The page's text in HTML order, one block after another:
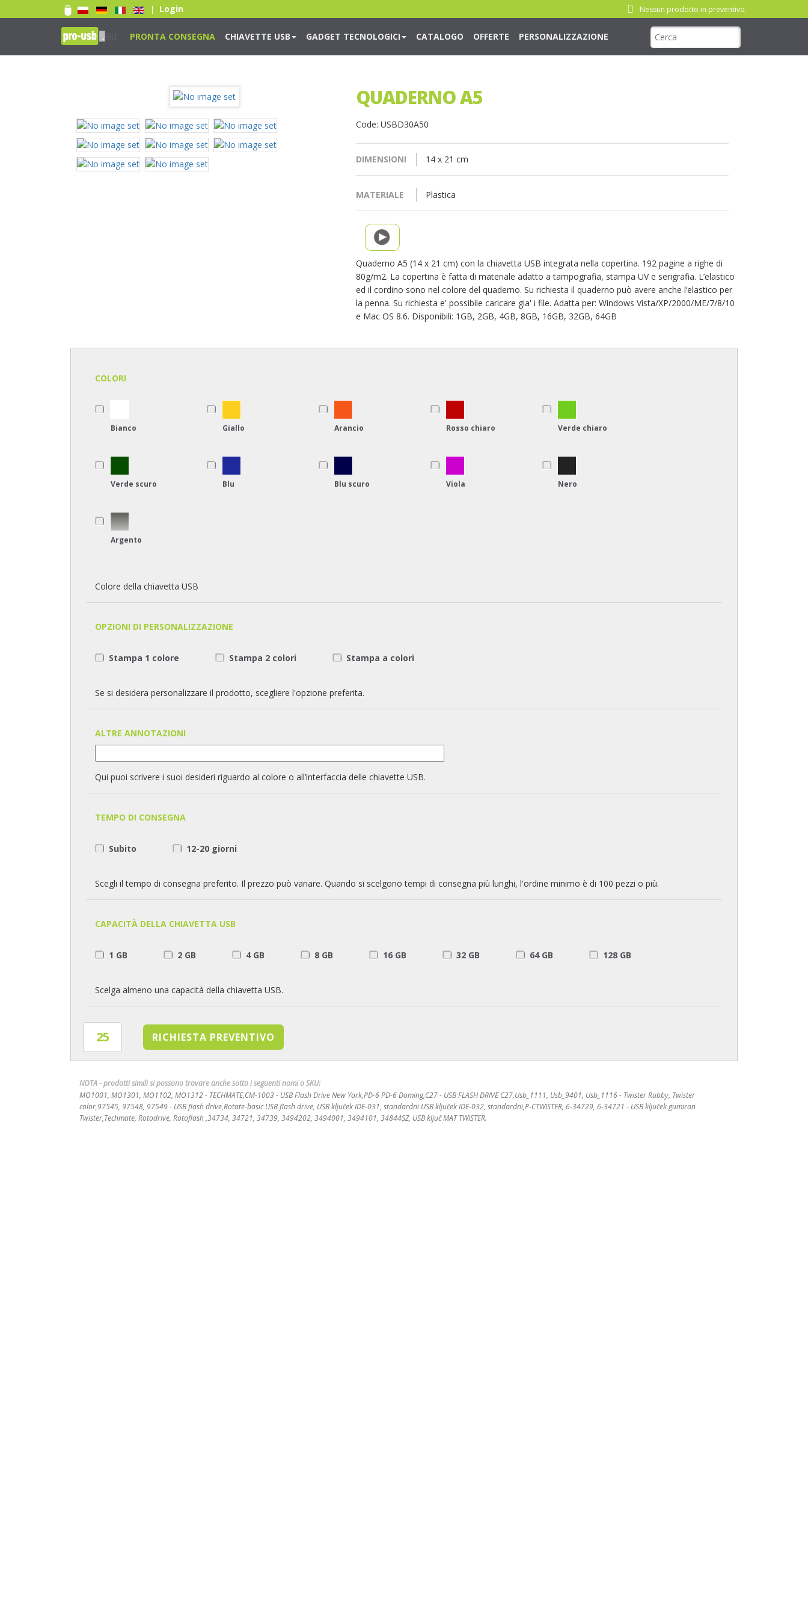
| Login Nessun prodotto in preventivo.
PRONTA CONSEGNA CHIAVETTE USB GADGET TECNOLOGICI CATALOGO OFFERTE PERSONALIZZAZIONE
QUADERNO A5
Code: USBD30A50
DIMENSIONI 14 x 21 cm
MATERIALE Plastica
Quaderno A5 (14 x 21 cm) con la chiavetta USB integrata nella copertina. 192 pagine a righe di
80g/m2. La copertina è fatta di materiale adatto a tampografia, stampa UV e serigrafia. L’elastico
ed il cordino sono nel colore del quaderno. Su richiesta il quaderno può avere anche l’elastico per
la penna. Su richiesta e' possibile caricare gia' i file. Adatta per: Windows Vista/XP/2000/ME/7/8/10
e Mac OS 8.6. Disponibili: 1GB, 2GB, 4GB, 8GB, 16GB, 32GB, 64GB
COLORI
Bianco Giallo Arancio Rosso chiaro Verde chiaro
Verde scuro Blu Blu scuro Viola Nero
Argento
Colore della chiavetta USB
OPZIONI DI PERSONALIZZAZIONE
Stampa 1 colore Stampa 2 colori Stampa a colori
Se si desidera personalizzare il prodotto, scegliere l'opzione preferita.
ALTRE ANNOTAZIONI
Qui puoi scrivere i suoi desideri riguardo al colore o all’interfaccia delle chiavette USB.
TEMPO DI CONSEGNA
Subito 12-20 giorni
Scegli il tempo di consegna preferito. Il prezzo può variare. Quando si scelgono tempi di consegna più lunghi, l'ordine minimo è di 100 pezzi o più.
CAPACITÀ DELLA CHIAVETTA USB
1 GB 2 GB 4 GB 8 GB 16 GB 32 GB 64 GB 128 GB
Scelga almeno una capacità della chiavetta USB.
NOTA - prodotti simili si possono trovare anche sotto i seguenti nomi o SKU:
MO1001, MO1301, MO1102, MO1312 - TECHMATE,CM-1003 - USB Flash Drive New York,PD-6 PD-6 Doming,C27 - USB FLASH DRIVE C27,Usb_1111, Usb_9401, Usb_1116 - Twister Rubby, Twister
color,97545, 97548, 97549 - USB flash drive,Rotate-basic USB flash drive, USB ključek IDE-031, standardni USB ključek IDE-032, standardni,P-CTWISTER, 6-34729, 6-34721 - USB ključek gumiran
Twister,Techmate, Rotodrive, Rotoflash ,34734, 34721, 34739, 3494202, 3494001, 3494101, 34844SZ, USB ključ MAT TWISTER.